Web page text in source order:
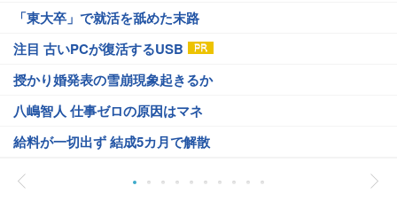
「東大卒」で就活を舐めた末路
注目 古いPCが復活するUSB
授かり婚発表の雪崩現象起きるか
八嶋智人 仕事ゼロの原因はマネ
給料が一切出ず 結成5カ月で解散